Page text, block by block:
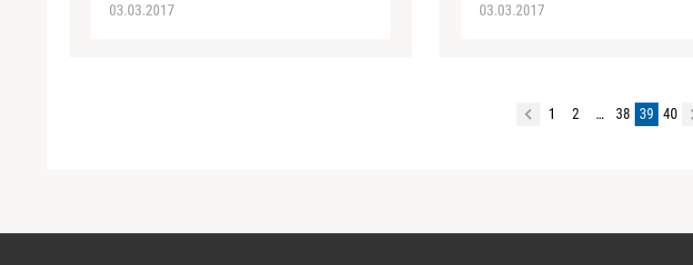
03.03.2017 03.03.2017
1 2 … 38 39 40